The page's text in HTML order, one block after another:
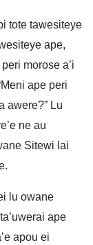
tote tawesiteye
ape,
morose a’i
ape peri
awere?” Lu
ne au
Sitewi lai
lu owane
ape
apou ei